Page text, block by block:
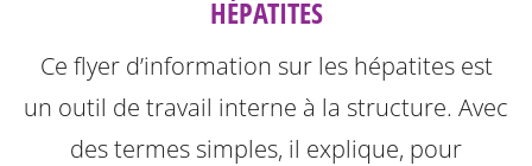
HÉPATITES
Ce flyer d’information sur les hépatites est
un outil de travail interne à la structure. Avec
des termes simples, il explique, pour